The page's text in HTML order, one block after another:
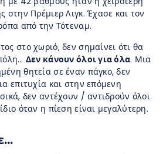
στην Πρέμιερ Λιγκ. Έχασε και τον
από την Τότεναμ.
στο χωριό, δεν σημαίνει ότι θα
Δεν κάνουν όλοι για όλα. Μια
θητεία σε έναν πάγκο, δεν
επιτυχία και στην επόμενη
δεν αντέχουν / αντιδρούν όλοι
όταν η πίεση είναι μεγαλύτερη.